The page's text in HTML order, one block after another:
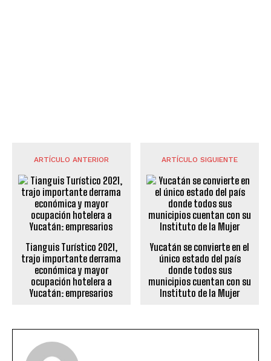
ARTÍCULO ANTERIOR
Tianguis Turístico 2021,
trajo importante derrama
económica y mayor
ocupación hotelera a
Yucatán: empresarios
ARTÍCULO SIGUIENTE
Yucatán se convierte en el
único estado del país
donde todos sus
municipios cuentan con su
Instituto de la Mujer